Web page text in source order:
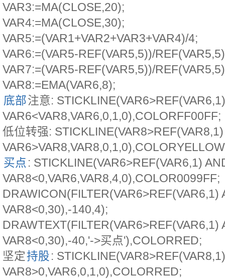
VAR3:=MA(CLOSE,20);
VAR4:=MA(CLOSE,30);
VAR5:=(VAR1+VAR2+VAR3+VAR4)/4;
VAR6:=(VAR5-REF(VAR5,5))/
VAR7:=(VAR5-REF(VAR5,5))/
VAR8:=EMA(VAR6,8);
底部注意:
VAR6<VAR8,VAR6,0,1,0),COLORFF00FF;
低位转强:
买点 : STICKLINE(VAR6>REF(VAR6,1)
VAR8<0,VAR6,VAR8,4,0),COLOR0099FF;
DRAWICON(FILTER(VAR6>REF(VAR6,1)
VAR8<0,30),-140,4);
DRAWTEXT(FILTER(VAR6>REF(VAR6,1)
VAR8<0,30),-40,'->买点'),COLORRED;
坚定持股:
VAR8>0,VAR6,0,1,0),COLORRED;